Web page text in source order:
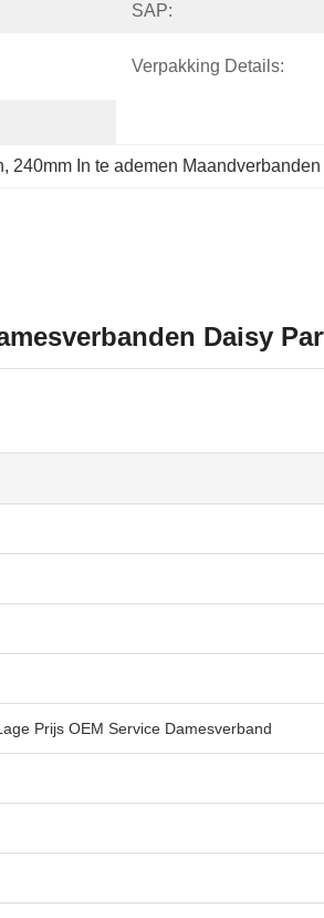
SAP:
Verpakking Details:
, 240mm In te ademen Maandverbanden
Daisy
Prijs OEM Service Damesverband